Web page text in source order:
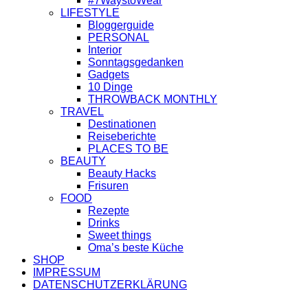
LIFESTYLE
Bloggerguide
PERSONAL
Interior
Sonntagsgedanken
Gadgets
10 Dinge
THROWBACK MONTHLY
TRAVEL
Destinationen
Reiseberichte
PLACES TO BE
BEAUTY
Beauty Hacks
Frisuren
FOOD
Rezepte
Drinks
Sweet things
Oma’s beste Küche
SHOP
IMPRESSUM
DATENSCHUTZERKLÄRUNG